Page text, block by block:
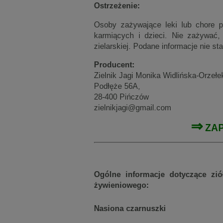
Ostrzeżenie:
Osoby zażywające leki lub chore
karmiących i dzieci. Nie zażywać,
zielarskiej. Podane informacje nie
Producent:
Zielnik Jagi Monika Widlińska-
Podłęże 56A,
28-400 Pińczów
zielnikjagi@gmail.com
⇒
Ogólne informacje dotyczące
żywieniowego:
Nasiona czarnuszki